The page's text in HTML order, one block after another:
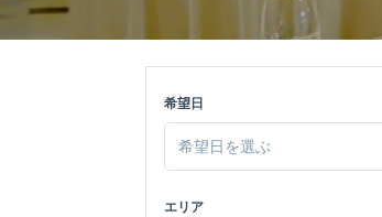
希望日
エリア